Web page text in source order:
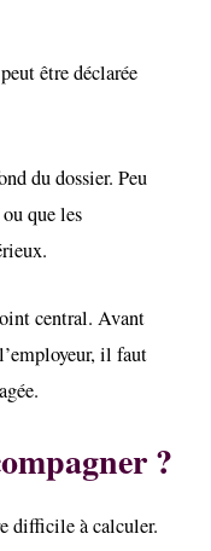
être déclarée
du dossier. Peu
que les
central. Avant
il faut
?
difficile à calculer.